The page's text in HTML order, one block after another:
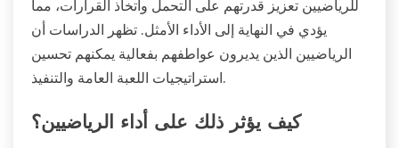
للرياضيين تعزيز قدرتهم على التحمل واتخاذ القرارات، مما
يؤدي في النهاية إلى الأداء الأمثل. تظهر الدراسات أن
الرياضيين الذين يديرون عواطفهم بفعالية يمكنهم تحسين
استراتيجيات اللعبة العامة والتنفيذ.
كيف يؤثر ذلك على أداء الرياضيين؟